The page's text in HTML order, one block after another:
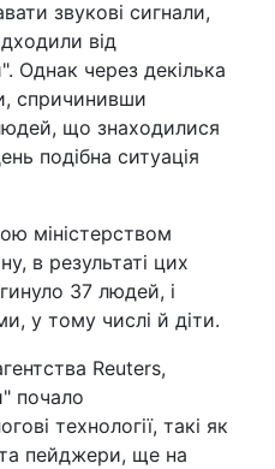
звукові сигнали,
від
Однак через декілька
спричинивши
що знаходилися
подібна ситуація
міністерством
в результаті цих
37 людей, і
у тому числі й діти.
Reuters,
почало
технології, такі як
пейджери, ще на